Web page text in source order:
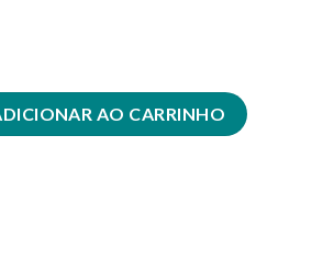
Criminal quantidade
AO CARRINHO